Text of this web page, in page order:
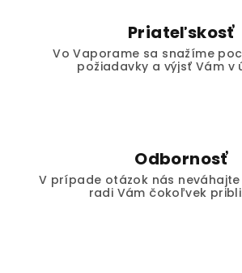
Priateľskosť
Vo Vaporame sa snažíme
požiadavky a výjsť Vám v
Odbornosť
V prípade otázok nás
radi Vám čokoľvek